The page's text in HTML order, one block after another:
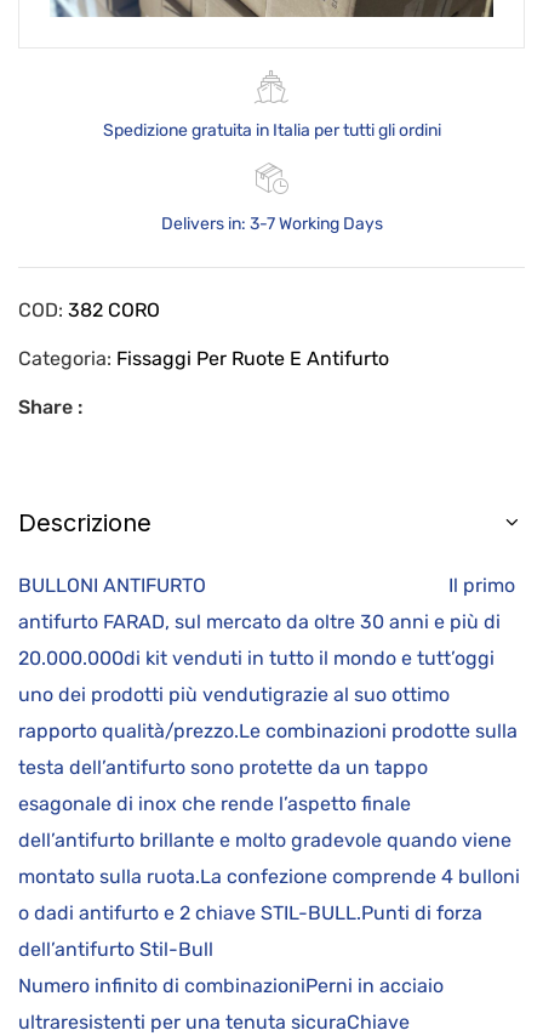
Spedizione gratuita in Italia per tutti gli ordini
Delivers in: 3-7 Working Days
COD: 382 CORO
Categoria: Fissaggi Per Ruote E Antifurto
Share :
Descrizione
BULLONI ANTIFURTO Il primo
antifurto FARAD, sul mercato da oltre 30 anni e più di
20.000.000di kit venduti in tutto il mondo e tutt’oggi
uno dei prodotti più vendutigrazie al suo ottimo
rapporto qualità/prezzo.Le combinazioni prodotte sulla
testa dell’antifurto sono protette da un tappo
esagonale di inox che rende l’aspetto finale
dell’antifurto brillante e molto gradevole quando viene
montato sulla ruota.La confezione comprende 4 bulloni
o dadi antifurto e 2 chiave STIL-BULL.Punti di forza
dell’antifurto Stil-Bull
Numero infinito di combinazioniPerni in acciaio
ultraresistenti per una tenuta sicuraChiave